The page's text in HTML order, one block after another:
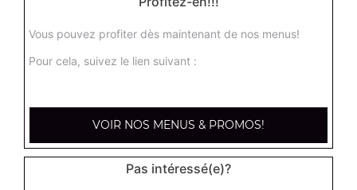
Panini chèvre miel
8.90
Panini merguez
Tomates fraîches, fromage, merguez
8.90€
Vous pouvez profiter dès maintenant de nos menus!
Pour cela, suivez le lien suivant :
VOIR NOS MENUS & PROMOS!
Pas intéressé(e)?